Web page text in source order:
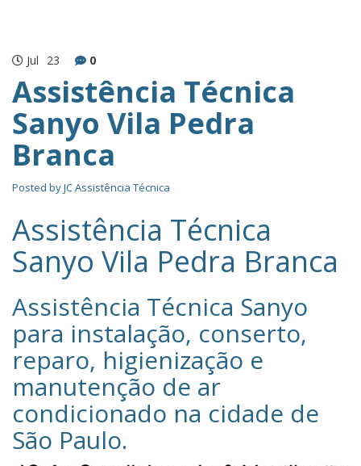
Jul 23 0
Assistência Técnica
Sanyo Vila Pedra
Branca
Posted byJC Assistência Técnica
Assistência Técnica
Sanyo Vila Pedra Branca
Assistência Técnica Sanyo‎
para instalação, conserto,
reparo, higienização e
manutenção de ar
condicionado na cidade de
São Paulo.